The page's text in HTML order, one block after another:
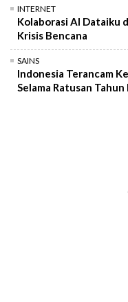
INTERNET
Kolaborasi AI Dataiku
Krisis Bencana
SAINS
Indonesia Terancam
Selama Ratusan